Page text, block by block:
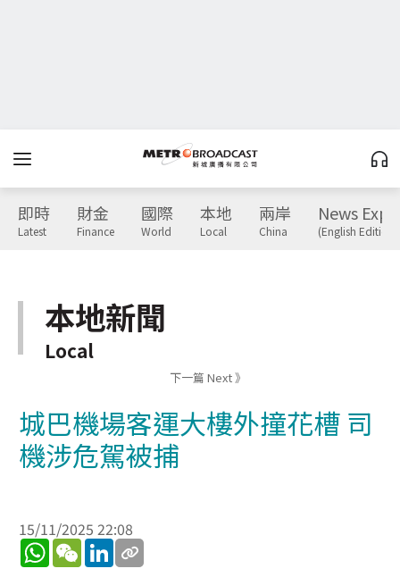
即時
Latest
財金
Finance
國際
World
本地
Local
兩岸
China
News
(English Edition)
本地新聞
Local
下一篇 Next 》
城巴機場客運大樓外撞花槽 司
機涉危駕被捕
15/11/2025 22:08
WhatsApp
WeChatLinkedIn